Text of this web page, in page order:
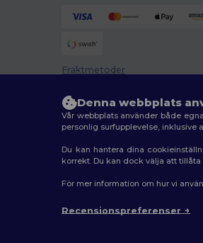
Fraktmetoder
2026. Alla
Denna webbplats
Vår webbplats använder både
personlig surfupplevelse, inklusive
Du kan hantera dina
korrekt. Du kan dock välja att
För mer information om hur vi
Recensionspreferenser